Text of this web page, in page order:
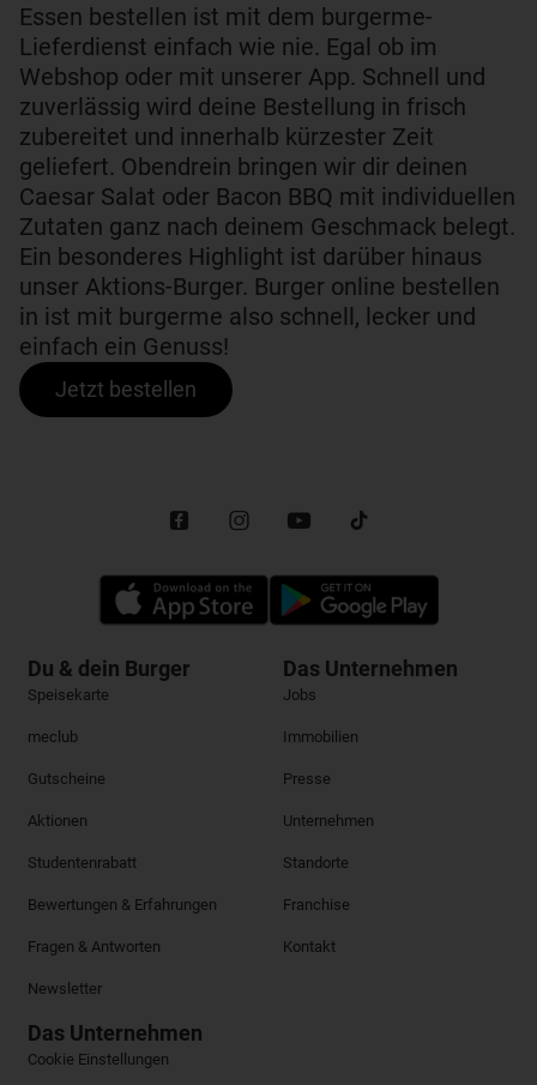
Essen bestellen ist mit dem burgerme-
Lieferdienst einfach wie nie. Egal ob im
Webshop oder mit unserer App. Schnell und
zuverlässig wird deine Bestellung in frisch
zubereitet und innerhalb kürzester Zeit
geliefert. Obendrein bringen wir dir deinen
Caesar Salat oder Bacon BBQ mit individuellen
Zutaten ganz nach deinem Geschmack belegt.
Ein besonderes Highlight ist darüber hinaus
unser Aktions-Burger. Burger online bestellen
in ist mit burgerme also schnell, lecker und
einfach ein Genuss!
Jetzt bestellen
Du & dein Burger
Speisekarte
meclub
Gutscheine
Aktionen
Studentenrabatt
Bewertungen & Erfahrungen
Fragen & Antworten
Newsletter
Das Unternehmen
Jobs
Immobilien
Presse
Unternehmen
Standorte
Franchise
Kontakt
Das Unternehmen
Cookie Einstellungen